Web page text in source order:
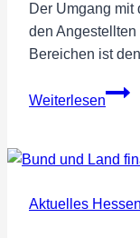
Der Umgang
den
Bereichen ist
Weiterlesen
und
Aktuelles Hessen